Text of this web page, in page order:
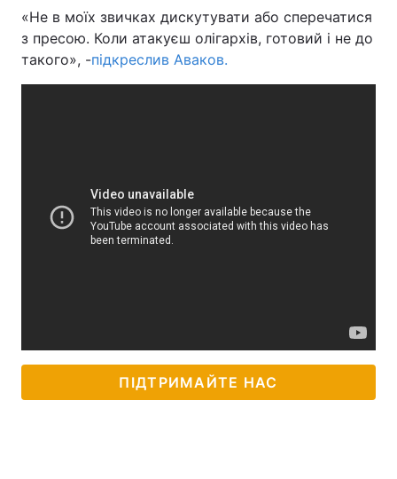
«Не в моїх звичках дискутувати або сперечатися
з пресою. Коли атакуєш олігархів, готовий і не до
такого», -підкреслив Аваков.
ПІДТРИМАЙТЕ НАС